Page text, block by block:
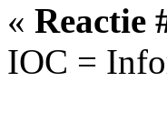
« Reactie
IOC =